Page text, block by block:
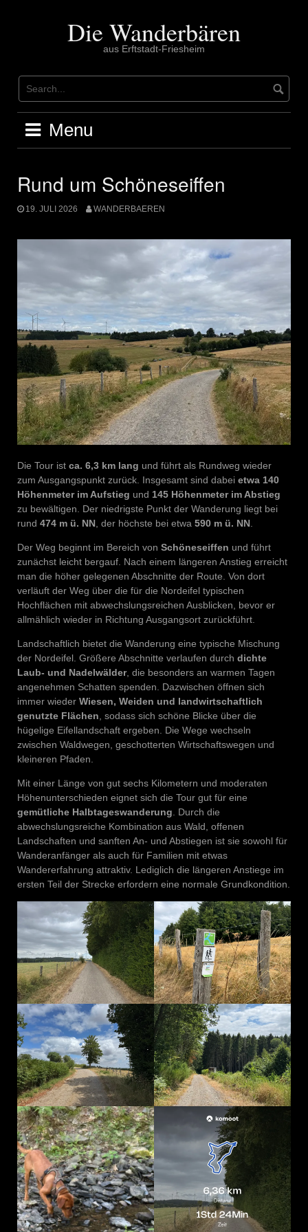
Die Wanderbären
aus Erftstadt-Friesheim
Menu
Rund um Schöneseiffen
19. JULI 2026 WANDERBAEREN
Die Tour ist ca. 6,3 km lang und führt als Rundweg wieder
zum Ausgangspunkt zurück. Insgesamt sind dabei etwa 140
Höhenmeter im Aufstieg und 145 Höhenmeter im Abstieg
zu bewältigen. Der niedrigste Punkt der Wanderung liegt bei
rund 474 m ü. NN , der höchste bei etwa 590 m ü. NN
Der Weg beginnt im Bereich von Schöneseiffen und führt
zunächst leicht bergauf. Nach einem längeren Anstieg erreicht
man die höher gelegenen Abschnitte der Route. Von dort
verläuft der Weg über die für die Nordeifel typischen
Hochflächen mit abwechslungsreichen Ausblicken, bevor er
allmählich wieder in Richtung Ausgangsort zurückführt.
Landschaftlich bietet die Wanderung eine typische Mischung
der Nordeifel. Größere Abschnitte verlaufen durch dichte
Laub- und Nadelwälder, die besonders an warmen Tagen
angenehmen Schatten spenden. Dazwischen öffnen sich
immer wieder Wiesen, Weiden und landwirtschaftlich
genutzte Flächen , sodass sich schöne Blicke über die
hügelige Eifellandschaft ergeben. Die Wege wechseln
zwischen Waldwegen, geschotterten Wirtschaftswegen und
kleineren Pfaden.
Mit einer Länge von gut sechs Kilometern und moderaten
Höhenunterschieden eignet sich die Tour gut für eine
gemütliche Halbtageswanderung . Durch die
abwechslungsreiche Kombination aus Wald, offenen
Landschaften und sanften An- und Abstiegen ist sie sowohl für
Wanderanfänger als auch für Familien mit etwas
Wandererfahrung attraktiv. Lediglich die längeren Anstiege im
ersten Teil der Strecke erfordern eine normale Grundkondition.